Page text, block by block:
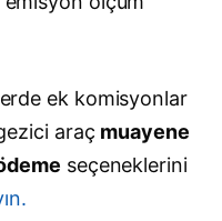
ek komisyonlar
araç muayene
seçeneklerini